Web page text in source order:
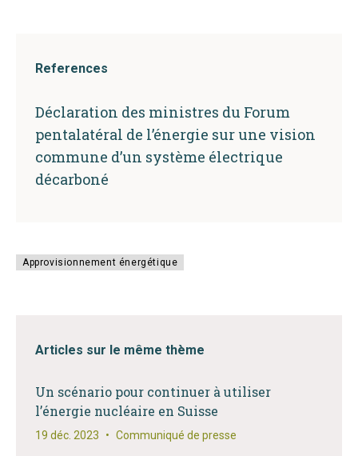
References
Déclaration des ministres du Forum
pentalatéral de l’énergie sur une vision
commune d’un système électrique
décarboné
Approvisionnement énergétique
Articles sur le même thème
Un scénario pour continuer à utiliser
l’énergie nucléaire en Suisse
19 déc. 2023 • Communiqué de presse